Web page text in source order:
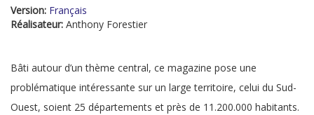
Version: Français
Réalisateur: Anthony Forestier
Bâti autour d’un thème central, ce magazine pose une
problématique intéressante sur un large territoire, celui du Sud-
Ouest, soient 25 départements et près de 11.200.000 habitants.